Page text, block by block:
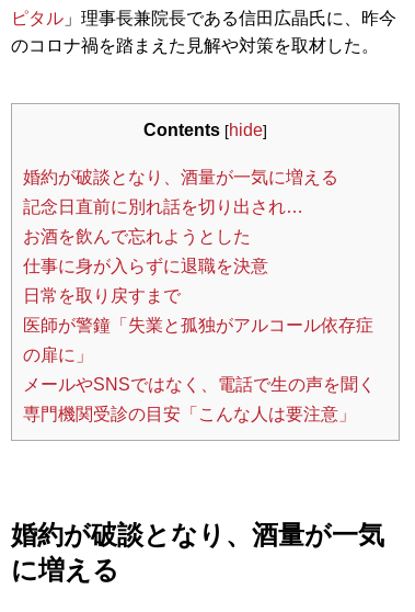
ピタル 」理事長兼院長である信田広晶氏に、昨今
のコロナ禍を踏まえた見解や対策を取材した。
Contents [hide]
婚約が破談となり、酒量が一気に増える
記念日直前に別れ話を切り出され…
お酒を飲んで忘れようとした
仕事に身が入らずに退職を決意
日常を取り戻すまで
医師が警鐘「失業と孤独がアルコール依存症
の扉に」
メールやSNSではなく、電話で生の声を聞く
専門機関受診の目安「こんな人は要注意」
婚約が破談となり、酒量が一気
に増える